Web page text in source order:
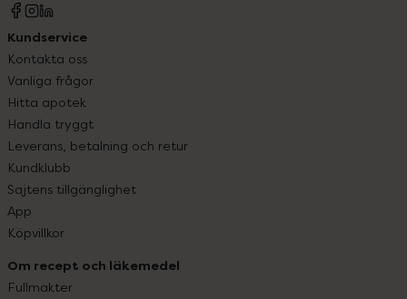
Kundservice
Kontakta oss
Vanliga frågor
Hitta apotek
Handla tryggt
Leverans, betalning och retur
Kundklubb
Sajtens tillgänglighet
App
Köpvillkor
Om recept och läkemedel
Fullmakter